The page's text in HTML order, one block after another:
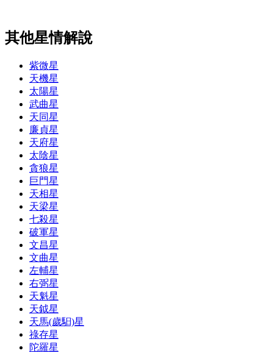
其他星情解說
紫微星
天機星
太陽星
武曲星
天同星
廉貞星
天府星
太陰星
貪狼星
巨門星
天相星
天梁星
七殺星
破軍星
文昌星
文曲星
左輔星
右弼星
天魁星
天鉞星
天馬(歲馹)星
祿存星
陀羅星